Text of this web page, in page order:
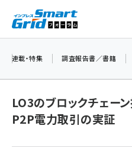
ン
スマー
連載・特集 調査報告書／書籍
LO3のブロックチェー
P2P電力取引の実証